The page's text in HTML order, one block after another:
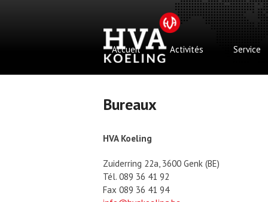
Accueil
Activités Service
Bureaux
HVA Koeling
Zuiderring 22a, 3600 Genk (BE)
Tél. 089 36 41 92
Fax 089 36 41 94